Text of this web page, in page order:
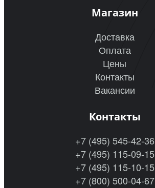
Магазин
Доставка
Оплата
Цены
Контакты
Вакансии
Контакты
+7 (495) 545-42-36
+7 (495) 115-09-15
+7 (495) 115-10-15
+7 (800) 500-04-67